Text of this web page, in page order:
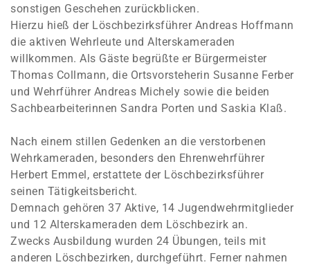
sonstigen Geschehen zurückblicken.
Hierzu hieß der Löschbezirksführer Andreas Hoffmann
die aktiven Wehrleute und Alterskameraden
willkommen. Als Gäste begrüßte er Bürgermeister
Thomas Collmann, die Ortsvorsteherin Susanne Ferber
und Wehrführer Andreas Michely sowie die beiden
Sachbearbeiterinnen Sandra Porten und Saskia Klaß.
Nach einem stillen Gedenken an die verstorbenen
Wehrkameraden, besonders den Ehrenwehrführer
Herbert Emmel, erstattete der Löschbezirksführer
seinen Tätigkeitsbericht.
Demnach gehören 37 Aktive, 14 Jugendwehrmitglieder
und 12 Alterskameraden dem Löschbezirk an.
Zwecks Ausbildung wurden 24 Übungen, teils mit
anderen Löschbezirken, durchgeführt. Ferner nahmen